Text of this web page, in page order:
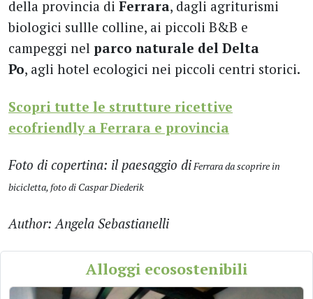
della provincia di Ferrara, dagli agriturismi
biologici sullle colline, ai piccoli B&B e
campeggi nel parco naturale del Delta
Po, agli hotel ecologici nei piccoli centri storici.
Scopri tutte le strutture ricettive
ecofriendly a Ferrara e provincia
Foto di copertina: il paesaggio diFerrara da scoprire in
bicicletta, foto di Caspar Diederik
Author: Angela Sebastianelli
Alloggi ecosostenibili